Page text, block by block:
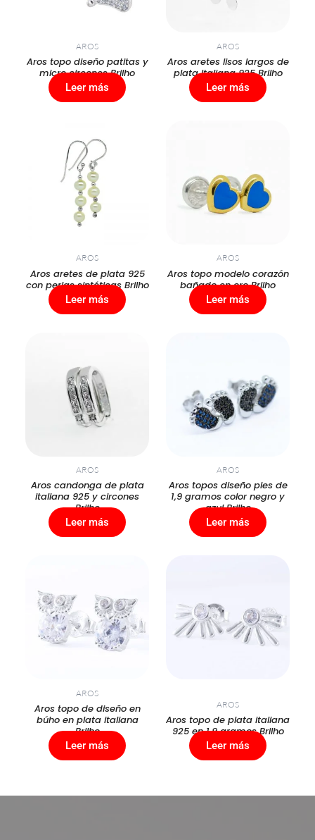
AROS
Aros topo diseño patitas y
micro circones Brilho
Leer más
AROS
Aros aretes lisos largos de
plata Italiana 925 Brilho
Leer más
AROS
Aros aretes de plata 925
con perlas sintéticas Brilho
Leer más
AROS
Aros topo modelo corazón
bañado en oro Brilho
Leer más
AROS
Aros candonga de plata
italiana 925 y circones
Brilho
Leer más
AROS
Aros topos diseño pies de
1,9 gramos color negro y
azul Brilho
Leer más
AROS
Aros topo de diseño en
búho en plata italiana
Brilho
Leer más
AROS
Aros topo de plata italiana
925 en 1,9 gramos Brilho
Leer más